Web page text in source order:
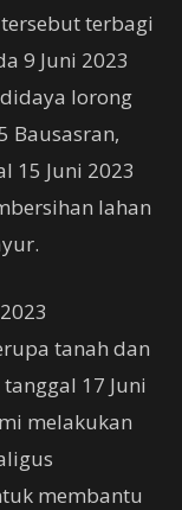
terbagi
9 Juni 2023
lorong
Bausasran,
15 Juni 2023
lahan
tanah dan
17 Juni
melakukan
membantu